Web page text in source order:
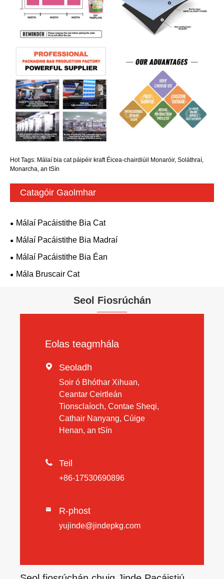
Hot Tags: Málaí bia cat páipéir kraft Éicea-chairdiúil Monaróir, Soláthraí,
Monarcha, an tSín
Catagóir Gaolmhar
Málaí Pacáistithe Bia Cat
Málaí Pacáistithe Bia Madraí
Málaí Pacáistithe Bia Éan
Mála Bruscair Cat
Seol Fiosrúchán
Eolas teagmhála
 Seoladh
Soir ó Bhóthar Xihuan,
Ceantar Ceirtleán
Tionsclaíoch, Contae Sheqi,
Cathair Nanyang, Cúige
Henan, an tSín
 Teil
+86-17530690896
 R-phost
yujinde@jindepkg.com